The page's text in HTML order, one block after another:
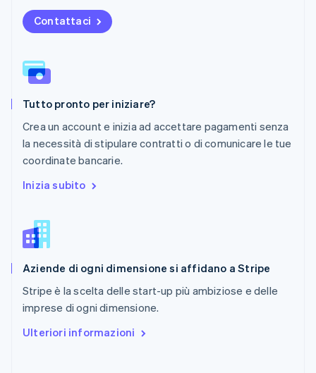
Contattaci
Tutto pronto per iniziare?
Crea un account e inizia ad accettare pagamenti senza
la necessità di stipulare contratti o di comunicare le tue
coordinate bancarie.
Inizia subito
Aziende di ogni dimensione si affidano a Stripe
Stripe è la scelta delle start-up più ambiziose e delle
imprese di ogni dimensione.
Ulteriori informazioni
Paesi Bassi
NederlandsEnglish
Polonia
Portogallo
Português
English简体中文
Regno Unito
Repubblica Ceca
English
Romania
English
Slovacchia
Slovenia
Spagna
Español English
EnglishEspañol简体中文